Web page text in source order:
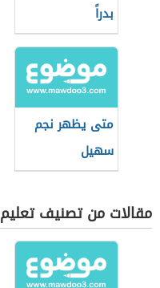
بدراً
متى يظهر نجم
سهيل
مقالات من تصنيف تعليم